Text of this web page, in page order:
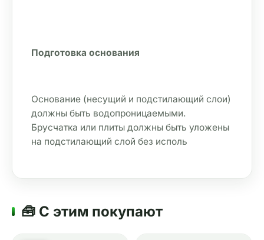
Подготовка основания
Основание (несущий и подстилающий слои)
должны быть водопроницаемыми.
Брусчатка или плиты должны быть уложены
на подстилающий слой без исполь
🧰 С этим покупают